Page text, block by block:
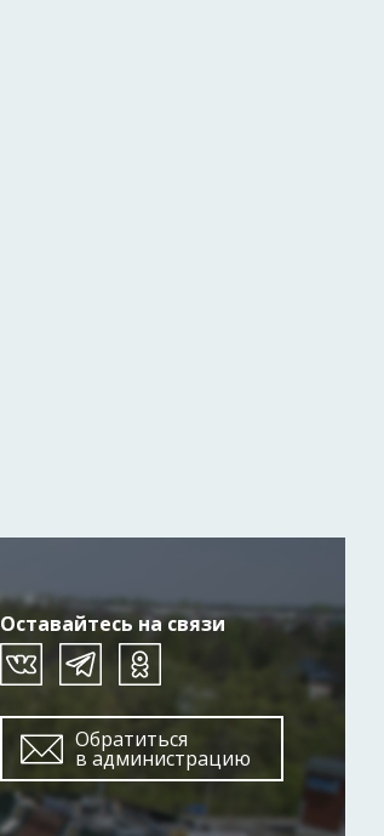
Оставайтесь на связи
Обратиться
в администрацию